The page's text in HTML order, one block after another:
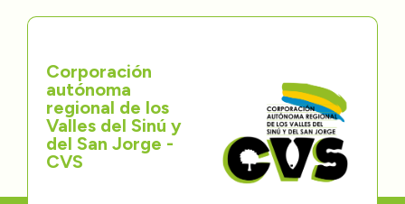
Participa
Trámites y Servicios
Contáctenos
Corporación
autónoma
regional de los
Valles del Sinú y
del San Jorge -
CVS